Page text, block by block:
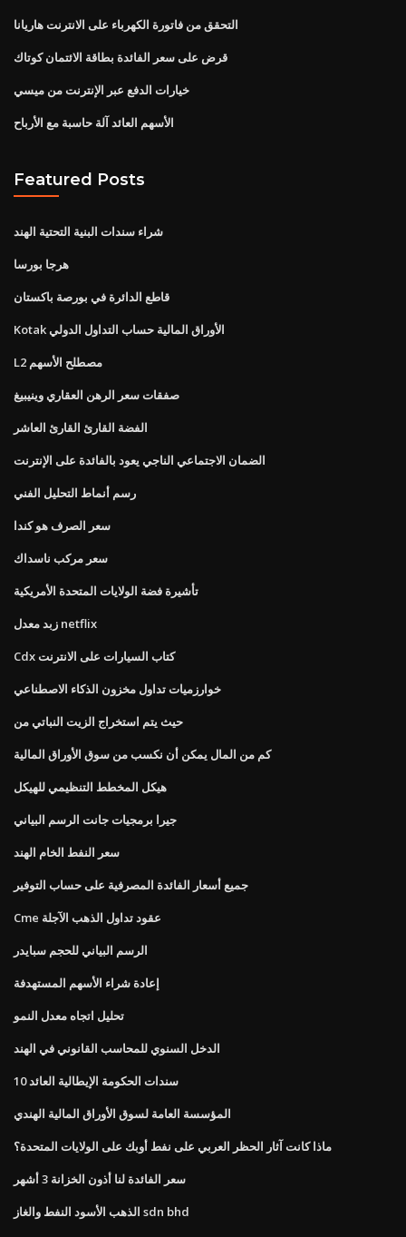
التحقق من فاتورة الكهرباء على الانترنت هاريانا
قرض على سعر الفائدة بطاقة الائتمان كوتاك
خيارات الدفع عبر الإنترنت من ميسي
الأسهم العائد آلة حاسبة مع الأرباح
Featured Posts
شراء سندات البنية التحتية الهند
هرجا بورسا
قاطع الدائرة في بورصة باكستان
Kotak الأوراق المالية حساب التداول الدولي
L2 مصطلح الأسهم
صفقات سعر الرهن العقاري وينيبيغ
الفضة القارئ القارئ العاشر
الضمان الاجتماعي الناجي يعود بالفائدة على الإنترنت
رسم أنماط التحليل الفني
سعر الصرف هو كندا
سعر مركب ناسداك
تأشيرة فضة الولايات المتحدة الأمريكية
زبد معدل netflix
Cdx كتاب السيارات على الانترنت
خوارزميات تداول مخزون الذكاء الاصطناعي
حيث يتم استخراج الزيت النباتي من
كم من المال يمكن أن نكسب من سوق الأوراق المالية
هيكل المخطط التنظيمي للهيكل
جيرا برمجيات جانت الرسم البياني
سعر النفط الخام الهند
جميع أسعار الفائدة المصرفية على حساب التوفير
Cme عقود تداول الذهب الآجلة
الرسم البياني للحجم سبايدر
إعادة شراء الأسهم المستهدفة
تحليل اتجاه معدل النمو
الدخل السنوي للمحاسب القانوني في الهند
10 سندات الحكومة الإيطالية العائد
المؤسسة العامة لسوق الأوراق المالية الهندي
ماذا كانت آثار الحظر العربي على نفط أوبك على الولايات المتحدة؟
سعر الفائدة لنا أذون الخزانة 3 أشهر
الذهب الأسود النفط والغاز sdn bhd